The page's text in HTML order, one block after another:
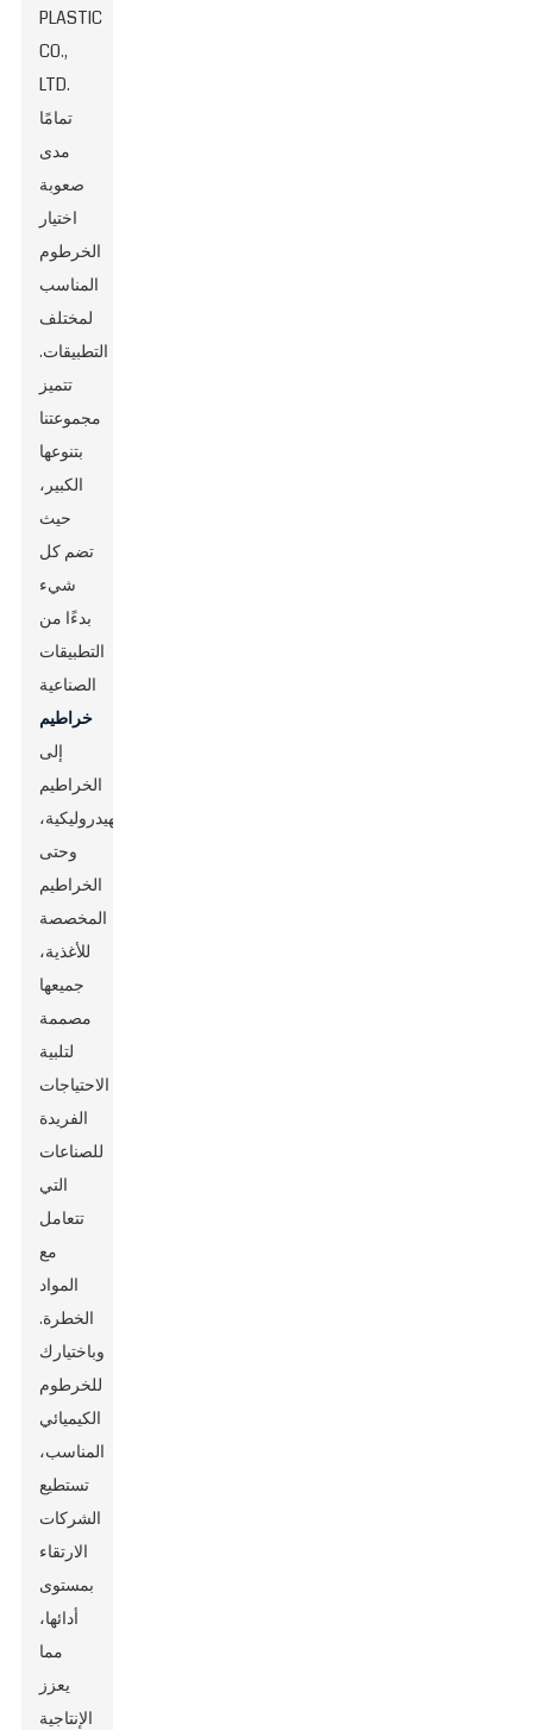
PLASTIC
CO.,
LTD.
تمامًا
مدى
صعوبة
اختيار
الخرطوم
المناسب
لمختلف
التطبيقات.
تتميز
مجموعتنا
بتنوعها
الكبير،
حيث
تضم كل
شيء
بدءًا من
التطبيقات
الصناعية
خراطيم
إلى
الخراطيم
الهيدروليكية،
وحتى
الخراطيم
المخصصة
للأغذية،
جميعها
مصممة
لتلبية
الاحتياجات
الفريدة
للصناعات
التي
تتعامل
مع
المواد
الخطرة.
وباختيارك
للخرطوم
الكيميائي
المناسب،
تستطيع
الشركات
الارتقاء
بمستوى
أدائها،
مما
يعزز
الإنتاجية